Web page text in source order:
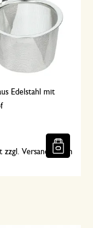
Edelstahl mit
zzgl. Versandkosten